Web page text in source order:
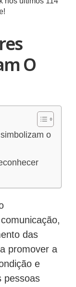
O
o
das
promover a
e
pessoas